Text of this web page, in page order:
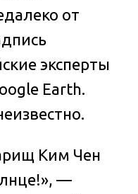
от
эксперты
Earth.
Ким Чен
—